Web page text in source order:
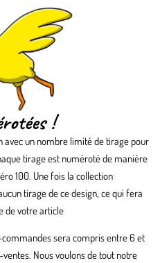
!
avec un nombre limité de tirage pour
tirage est numéroté de manière
100. Une fois la collection
tirage de ce design, ce qui fera
de votre article
sera compris entre 6 et
Nous voulons de tout notre